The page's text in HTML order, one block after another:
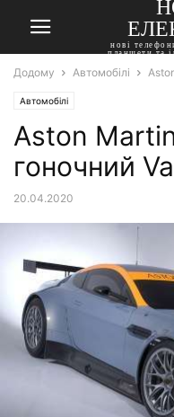
нові
планшети та
Додому Автомобілі
Автомобілі
Aston
гоночний
20.04.2020